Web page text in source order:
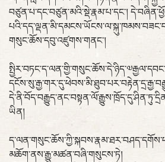
བཙུན་པ་དང་བཙུན་མའི་སྡེ་རྣམ་པ་དང་།
གསུང་ཆོས་དབུ་འཛུགས་གནང་།
ཡིན།
མཆོག་ནས་རྒྱུ་མཚན་བཞི་གསུངས་ཏེ།